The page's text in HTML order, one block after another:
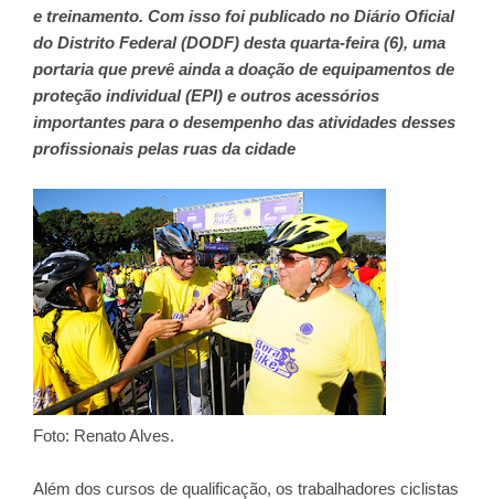
e treinamento. Com isso foi publicado no Diário Oficial
do Distrito Federal (DODF) desta quarta-feira (6), uma
portaria que prevê ainda a doação de equipamentos de
proteção individual (EPI) e outros acessórios
importantes para o desempenho das atividades desses
profissionais pelas ruas da cidade
Foto: Renato Alves.
Além dos cursos de qualificação, os trabalhadores ciclistas